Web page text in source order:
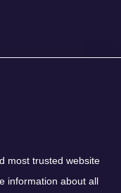
most trusted website
information about all